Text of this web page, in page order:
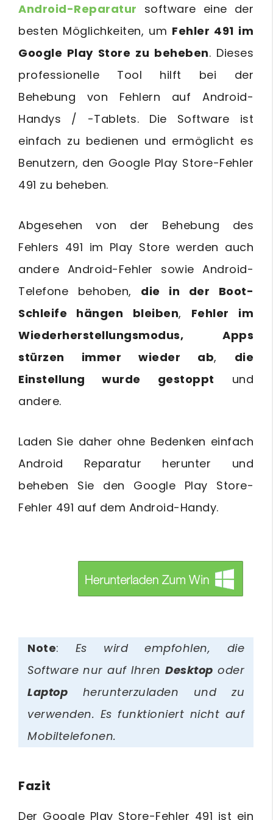
Android-Reparatur software eine der
besten Möglichkeiten, um Fehler 491 im
Google Play Store zu beheben. Dieses
professionelle Tool hilft bei der
Behebung von Fehlern auf Android-
Handys / -Tablets. Die Software ist
einfach zu bedienen und ermöglicht es
Benutzern, den Google Play Store-Fehler
491 zu beheben.
Abgesehen von der Behebung des
Fehlers 491 im Play Store werden auch
andere Android-Fehler sowie Android-
Telefone behoben, die in der Boot-
Schleife hängen bleiben, Fehler im
Wiederherstellungsmodus,
Apps
stürzen immer wieder ab, die
Einstellung wurde gestoppt und
andere.
Laden Sie daher ohne Bedenken einfach
Android Reparatur herunter und
beheben Sie den Google Play Store-
Fehler 491 auf dem Android-Handy.
Note: Es wird empfohlen, die
Software nur auf IhrenDesktop oder
Laptop herunterzuladen und zu
verwenden. Es funktioniert nicht auf
Mobiltelefonen.
Fazit
Der Google Play Store-Fehler 491 ist ein